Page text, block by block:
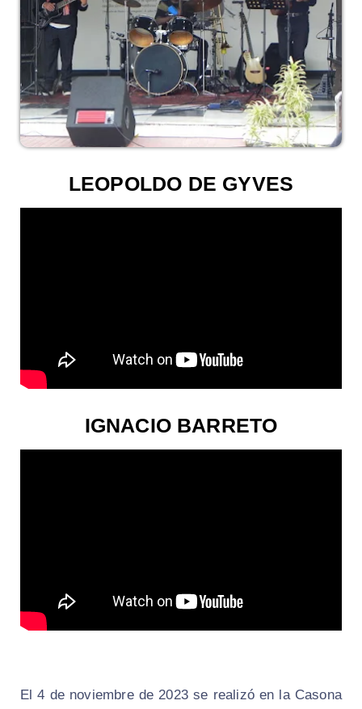
LEOPOLDO DE GYVES
IGNACIO BARRETO
El 4 de noviembre de 2023 se realizó en la Casona